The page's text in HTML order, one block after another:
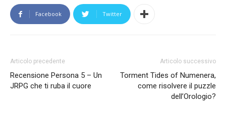
Facebook Twitter
Articolo precedente
Recensione Persona 5 – Un
JRPG che ti ruba il cuore
Articolo successivo
Torment Tides of Numenera,
come risolvere il puzzle
dell’Orologio?